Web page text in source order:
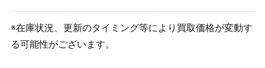
※在庫状況、更新のタイミング等により買取価格が変動す
る可能性がございます。